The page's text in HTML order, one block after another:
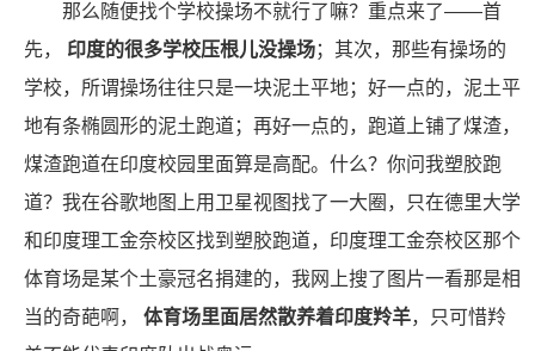
那么随便找个学校操场不就行了嘛？重点来了——首
先， 印度的很多学校压根儿没操场；其次，那些有操场的
学校，所谓操场往往只是一块泥土平地；好一点的，泥土平
地有条椭圆形的泥土跑道；再好一点的，跑道上铺了煤渣，
煤渣跑道在印度校园里面算是高配。什么？你问我塑胶跑
道？我在谷歌地图上用卫星视图找了一大圈，只在德里大学
和印度理工金奈校区找到塑胶跑道，印度理工金奈校区那个
体育场是某个土豪冠名捐建的，我网上搜了图片一看那是相
当的奇葩啊， 体育场里面居然散养着印度羚羊，只可惜羚